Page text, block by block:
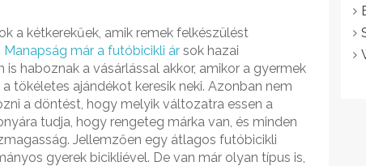
a kétkerekűek, amik remek felkészülést
Manapság már a futóbicikli ár sok hazai
haboznak a vásárlással akkor, amikor a gyermek
tökéletes ajándékot keresik neki. Azonban nem
a döntést, hogy melyik változatra essen a
tudja, hogy rengeteg márka van, és minden
Jellemzően egy átlagos futóbicikli
gyerek bicikliével. De van már olyan típus is,